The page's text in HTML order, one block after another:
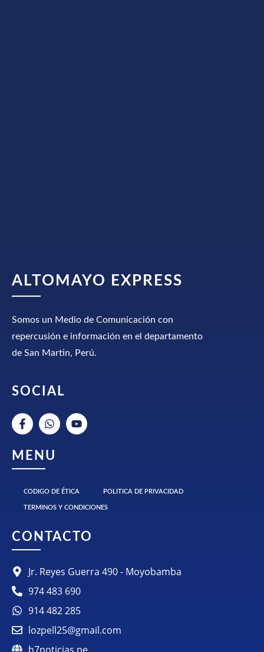
ALTOMAYO EXPRESS
Somos un Medio de Comunicación con
repercusión e información en el departamento
de San Martin, Perú.
SOCIAL
MENU
CODIGO DE ÉTICA POLITICA DE PRIVACIDAD
TERMINOS Y CONDICIONES
CONTACTO
Jr. Reyes Guerra 490 - Moyobamba
974 483 690
914 482 285
lozpell25@gmail.com